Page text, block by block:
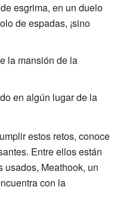
esgrima, en un duelo
de espadas, ¡sino
la mansión de la
en algún lugar de la
estos retos, conoce
Entre ellos están
usados, Meathook, un
con la